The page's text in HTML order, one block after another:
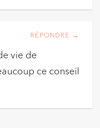
RÉPONDRE →
vie de
ce conseil